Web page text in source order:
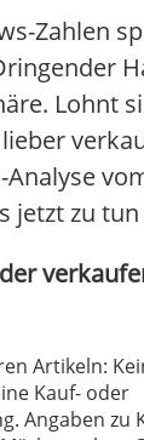
Zahlen
Lohnt
jetzt zu
Artikeln:
Kauf- oder
Angaben zu